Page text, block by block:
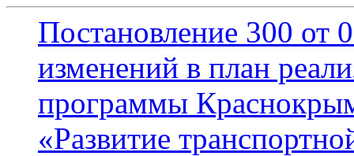
Постановление 300 от
изменений в план
программы
«Развитие